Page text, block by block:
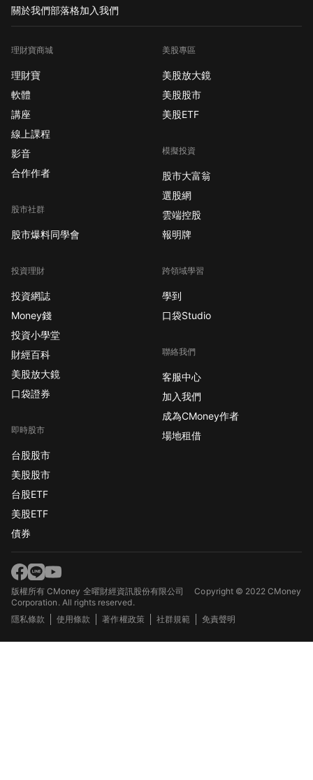
關於我們部落格加入我們
理財寶商城
理財寶
軟體
講座
線上課程
影音
合作作者
股市社群
股市爆料同學會
投資理財
投資網誌
Money錢
投資小學堂
財經百科
美股放大鏡
口袋證券
即時股市
台股股市
美股股市
台股ETF
美股ETF
債券
美股專區
美股放大鏡
美股股市
美股ETF
模擬投資
股市大富翁
選股網
雲端控股
報明牌
跨領域學習
學到
口袋Studio
聯絡我們
客服中心
加入我們
成為CMoney作者
場地租借
版權所有 CMoney 全曜財經資訊股份有限公司Copyright © 2022 CMoney
Corporation. All rights reserved.
隱私條款
使用條款 著作權政策 社群規範 免責聲明